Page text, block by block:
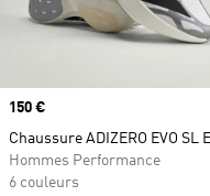
Prix
150 €
Chaussure ADIZERO EVO SL
Hommes Performance
6 couleurs